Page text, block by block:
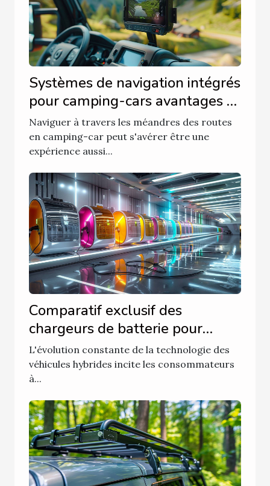
Systèmes de navigation intégrés
pour camping-cars avantages et
options sur le marché
Naviguer à travers les méandres des routes
en camping-car peut s'avérer être une
expérience aussi...
Comparatif exclusif des
chargeurs de batterie pour
véhicules hybrides tendance en
2023
L'évolution constante de la technologie des
véhicules hybrides incite les consommateurs
à...